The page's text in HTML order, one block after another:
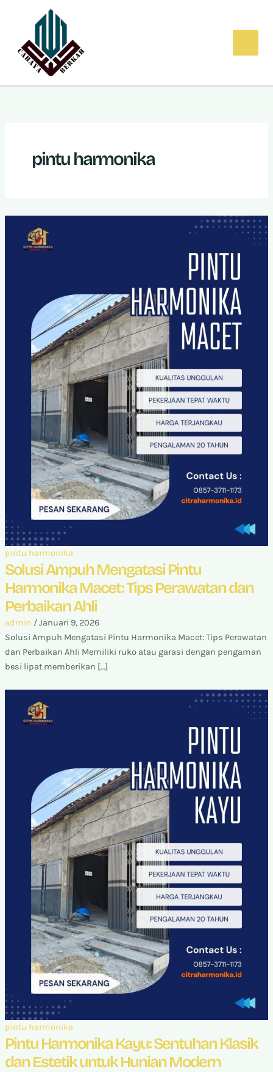
pintu harmonika
pintu harmonika
Solusi Ampuh Mengatasi Pintu
Harmonika Macet: Tips Perawatan dan
Perbaikan Ahli
admin /Januari 9, 2026
Solusi Ampuh Mengatasi Pintu Harmonika Macet: Tips Perawatan
dan Perbaikan Ahli Memiliki ruko atau garasi dengan pengaman
besi lipat memberikan […]
pintu harmonika
Pintu Harmonika Kayu: Sentuhan Klasik
dan Estetik untuk Hunian Modern